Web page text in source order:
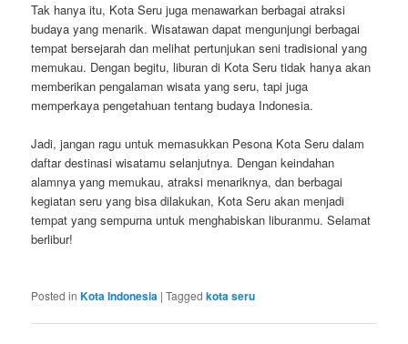
Tak hanya itu, Kota Seru juga menawarkan berbagai atraksi
budaya yang menarik. Wisatawan dapat mengunjungi berbagai
tempat bersejarah dan melihat pertunjukan seni tradisional yang
memukau. Dengan begitu, liburan di Kota Seru tidak hanya akan
memberikan pengalaman wisata yang seru, tapi juga
memperkaya pengetahuan tentang budaya Indonesia.
Jadi, jangan ragu untuk memasukkan Pesona Kota Seru dalam
daftar destinasi wisatamu selanjutnya. Dengan keindahan
alamnya yang memukau, atraksi menariknya, dan berbagai
kegiatan seru yang bisa dilakukan, Kota Seru akan menjadi
tempat yang sempurna untuk menghabiskan liburanmu. Selamat
berlibur!
Posted in Kota Indonesia |Tagged kota seru